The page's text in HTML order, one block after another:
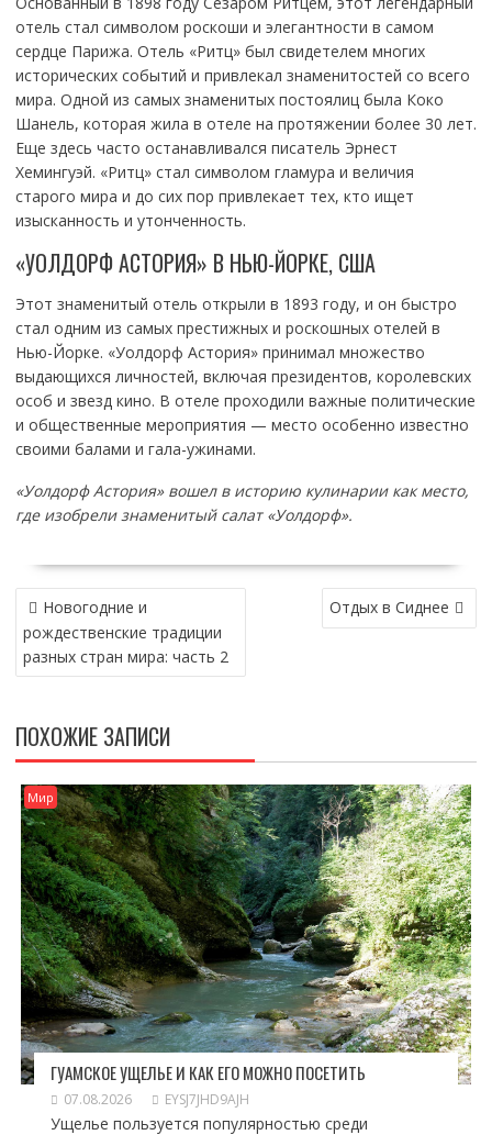
отель стал символом роскоши и элегантности в самом
сердце Парижа. Отель «Ритц» был свидетелем многих
исторических событий и привлекал знаменитостей со всего
мира. Одной из самых знаменитых постоялиц была Коко
Шанель, которая жила в отеле на протяжении более 30 лет.
Еще здесь часто останавливался писатель Эрнест
Хемингуэй. «Ритц» стал символом гламура и величия
старого мира и до сих пор привлекает тех, кто ищет
изысканность и утонченность.
«УОЛДОРФ АСТОРИЯ» В НЬЮ-ЙОРКЕ, США
Этот знаменитый отель открыли в 1893 году, и он быстро
стал одним из самых престижных и роскошных отелей в
Нью-Йорке. «Уолдорф Астория» принимал множество
выдающихся личностей, включая президентов, королевских
особ и звезд кино. В отеле проходили важные политические
и общественные мероприятия — место особенно известно
своими балами и гала-ужинами.
«Уолдорф Астория» вошел в историю кулинарии как место,
где изобрели знаменитый салат «Уолдорф».
НАВИГАЦИЯ
ПО
ЗАПИСЯМ
Новогодние и
рождественские традиции
разных стран мира: часть 2
Отдых в Сиднее
ПОХОЖИЕ ЗАПИСИ
Мир
ГУАМСКОЕ УЩЕЛЬЕ И КАК ЕГО МОЖНО ПОСЕТИТЬ
07.08.2026 EYSJ7JHD9AJH
Ущелье пользуется популярностью среди